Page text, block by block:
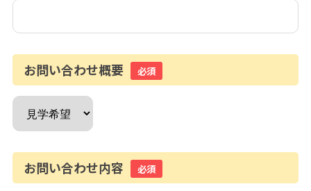
お問い合わせ概要 必須
お問い合わせ内容 必須